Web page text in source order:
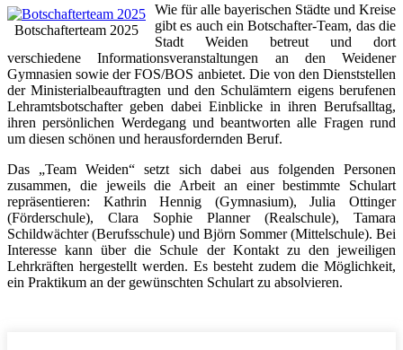
Botschafterteam 2025
Wie für alle bayerischen Städte und Kreise
gibt es auch ein Botschafter-Team, das die
Stadt Weiden betreut und dort
verschiedene Informationsveranstaltungen an den Weidener
Gymnasien sowie der FOS/BOS anbietet. Die von den Dienststellen
der Ministerialbeauftragten und den Schulämtern eigens berufenen
Lehramtsbotschafter geben dabei Einblicke in ihren Berufsalltag,
ihren persönlichen Werdegang und beantworten alle Fragen rund
um diesen schönen und herausfordernden Beruf.
Das „Team Weiden“ setzt sich dabei aus folgenden Personen
zusammen, die jeweils die Arbeit an einer bestimmte Schulart
repräsentieren: Kathrin Hennig (Gymnasium), Julia Ottinger
(Förderschule), Clara Sophie Planner (Realschule), Tamara
Schildwächter (Berufsschule) und Björn Sommer (Mittelschule). Bei
Interesse kann über die Schule der Kontakt zu den jeweiligen
Lehrkräften hergestellt werden. Es besteht zudem die Möglichkeit,
ein Praktikum an der gewünschten Schulart zu absolvieren.